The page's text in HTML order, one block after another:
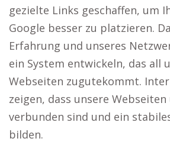
gezielte Links geschaffen, um
Google besser zu platzieren.
Erfahrung und unseres
ein System entwickeln, das all
Webseiten zugutekommt.
zeigen, dass unsere
verbunden sind und ein
bilden.